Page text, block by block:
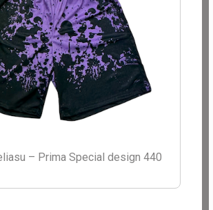
– Prima Special design 440